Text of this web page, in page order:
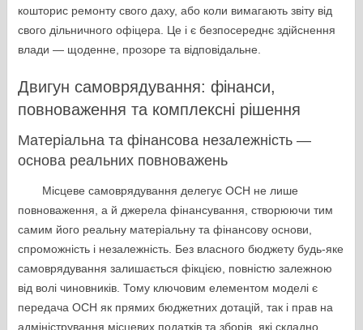
кошторис ремонту свого даху, або коли вимагають звіту від
свого дільничного офіцера. Це і є безпосереднє здійснення
влади — щоденне, прозоре та відповідальне.
Двигун самоврядування: фінанси,
повноваження та комплексні рішення
Матеріальна та фінансова незалежність —
основа реальних повноважень
Місцеве самоврядування делегує ОСН не лише
повноваження, а й джерела фінансування, створюючи тим
самим його реальну матеріальну та фінансову основи,
спроможність і незалежність. Без власного бюджету будь-яке
самоврядування залишається фікцією, повністю залежною
від волі чиновників. Тому ключовим елементом моделі є
передача ОСН як прямих бюджетних дотацій, так і прав на
адміністрування місцевих податків та зборів, які складно